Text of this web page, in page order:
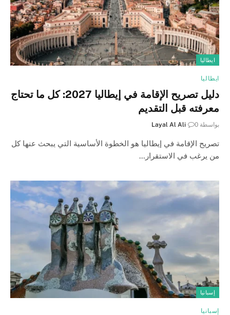
ايطاليا
ايطاليا
دليل تصريح الإقامة في إيطاليا 2027: كل ما تحتاج
معرفته قبل التقديم
بواسطة Layal Al Ali 0
تصريح الإقامة في إيطاليا هو الخطوة الأساسية التي يبحث عنها كل
من يرغب في الاستقرار…
إسبانيا
إسبانيا